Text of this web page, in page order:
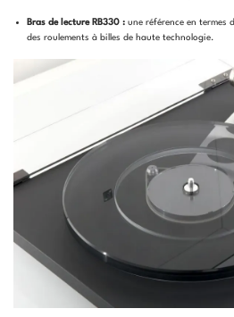
Bras de lecture RB330 :une référence en termes
des roulements à billes de haute technologie.